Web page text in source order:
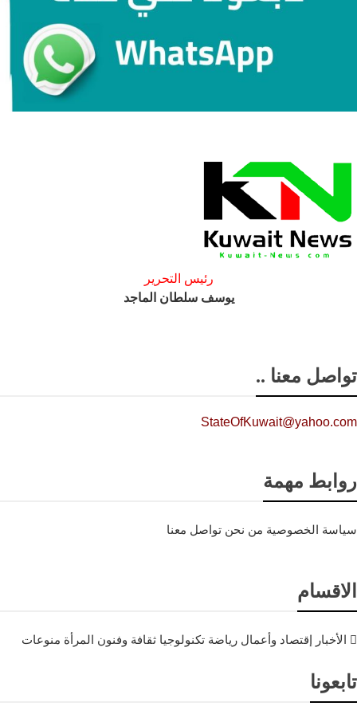
رئيس التحرير
يوسف سلطان الماجد
تواصل معنا ..
StateOfKuwait@yahoo.com
روابط مهمة
سياسة الخصوصية من نحن تواصل معنا
الاقسام
الأخبار إقتصاد وأعمال رياضة تكنولوجيا ثقافة وفنون المرأة منوعات
تابعونا